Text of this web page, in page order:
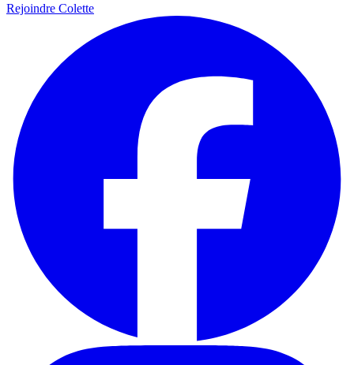
Rejoindre Colette